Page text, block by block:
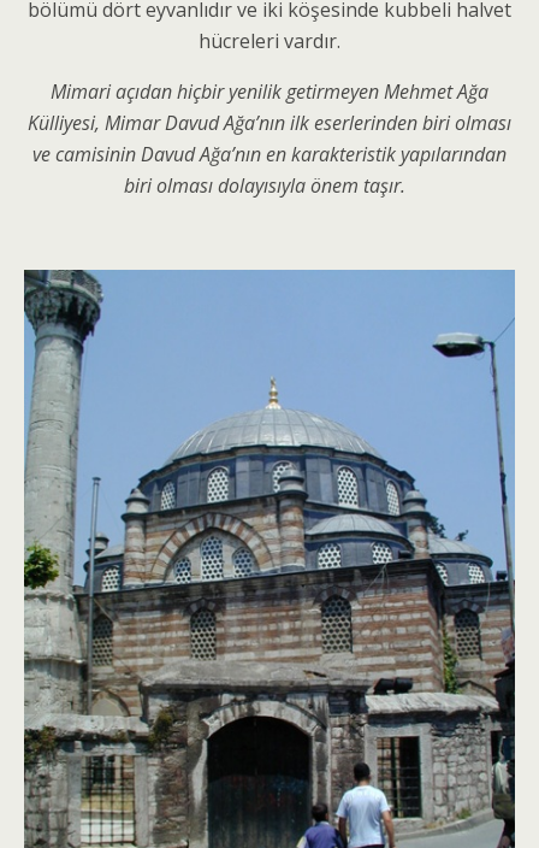
bölümü dört eyvanlıdır ve iki köşesinde kubbeli halvet
hücreleri vardır.
Mimari açıdan hiçbir yenilik getirmeyen Mehmet Ağa
Külliyesi, Mimar Davud Ağa’nın ilk eserlerinden biri olması
ve camisinin Davud Ağa’nın en karakteristik yapılarından
biri olması dolayısıyla önem taşır.